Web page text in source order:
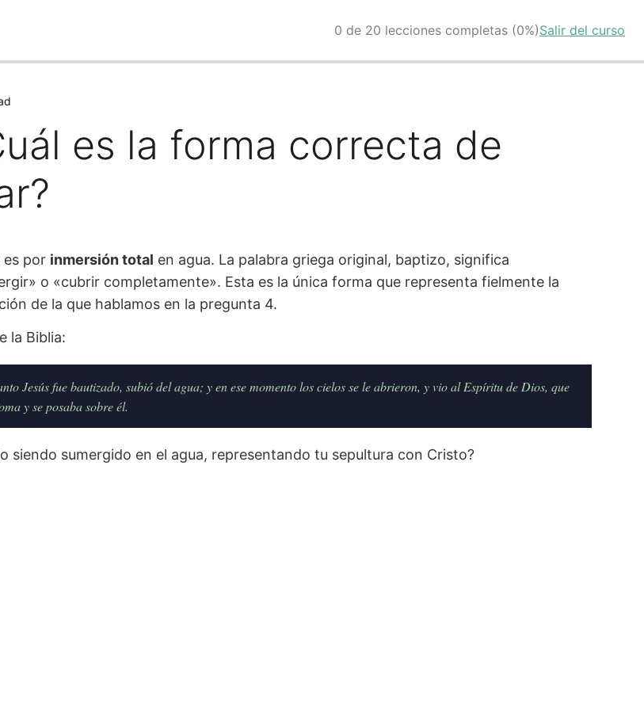
0 de 20 lecciones completas (0%)Salir del curso
es la forma correcta de
por inmersión total en agua. La palabra griega original, baptizo, significa
o «cubrir completamente». Esta es la única forma que representa fielmente la
de la que hablamos en la pregunta 4.
la Biblia:
Jesús fue bautizado, subió del agua; y en ese momento los cielos se le abrieron, y vio al Espíritu de Dios, que
y se posaba sobre él.
siendo sumergido en el agua, representando tu sepultura con Cristo?